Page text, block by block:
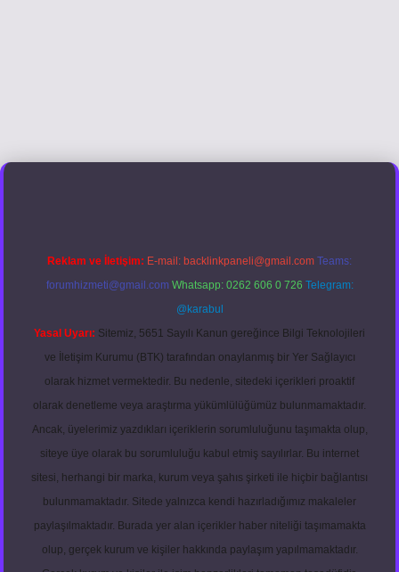
güncel giriş
Reklam ve İletişim: E-mail: backlinkpaneli@gmail.com Teams:
forumhizmeti@gmail.com Whatsapp: 0262 606 0 726 Telegram:
@karabul
Yasal Uyarı: Sitemiz, 5651 Sayılı Kanun gereğince Bilgi Teknolojileri
ve İletişim Kurumu (BTK) tarafından onaylanmış bir Yer Sağlayıcı
olarak hizmet vermektedir. Bu nedenle, sitedeki içerikleri proaktif
olarak denetleme veya araştırma yükümlülüğümüz bulunmamaktadır.
Ancak, üyelerimiz yazdıkları içeriklerin sorumluluğunu taşımakta olup,
siteye üye olarak bu sorumluluğu kabul etmiş sayılırlar. Bu internet
sitesi, herhangi bir marka, kurum veya şahıs şirketi ile hiçbir bağlantısı
bulunmamaktadır. Sitede yalnızca kendi hazırladığımız makaleler
paylaşılmaktadır. Burada yer alan içerikler haber niteliği taşımamakta
olup, gerçek kurum ve kişiler hakkında paylaşım yapılmamaktadır.